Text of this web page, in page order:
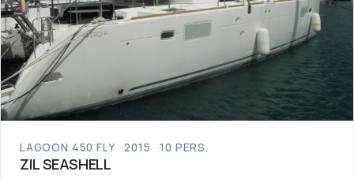
LAGOON 450 FLY 2015 10 PERS.
ZIL SEASHELL